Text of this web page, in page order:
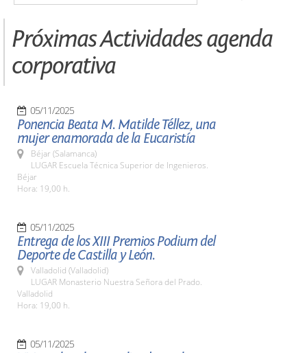
Próximas Actividades agenda
corporativa
05/11/2025
Ponencia Beata M. Matilde Téllez, una
mujer enamorada de la Eucaristía
Béjar (Salamanca)
LUGAR Escuela Técnica Superior de Ingenieros.
Béjar
Hora: 19,00 h.
05/11/2025
Entrega de los XIII Premios Podium del
Deporte de Castilla y León.
Valladolid (Valladolid)
LUGAR Monasterio Nuestra Señora del Prado.
Valladolid
Hora: 19,00 h.
05/11/2025